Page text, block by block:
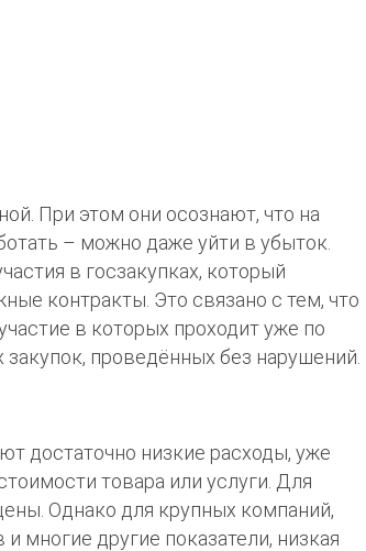
При этом они осознают, что на
– можно даже уйти в убыток.
в госзакупках, который
контракты. Это связано с тем, что
в которых проходит уже по
проведённых без нарушений.
достаточно низкие расходы, уже
товара или услуги. Для
Однако для крупных компаний,
многие другие показатели, низкая